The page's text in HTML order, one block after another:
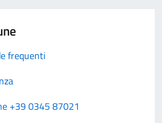
frequenti
+39 0345 87021